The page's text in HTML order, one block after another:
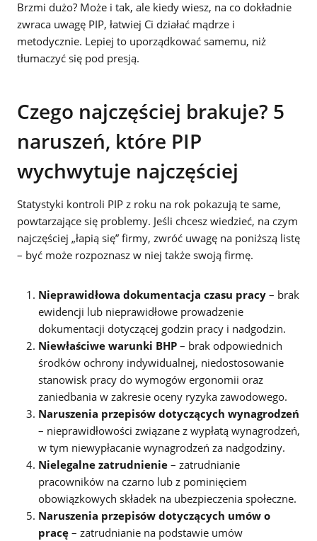
Brzmi dużo? Może i tak, ale kiedy wiesz, na co dokładnie
zwraca uwagę PIP, łatwiej Ci działać mądrze i
metodycznie. Lepiej to uporządkować samemu, niż
tłumaczyć się pod presją.
Czego najczęściej brakuje? 5
naruszeń, które PIP
wychwytuje najczęściej
Statystyki kontroli PIP z roku na rok pokazują te same,
powtarzające się problemy. Jeśli chcesz wiedzieć, na czym
najczęściej „łapią się” firmy, zwróć uwagę na poniższą listę
– być może rozpoznasz w niej także swoją firmę.
Nieprawidłowa dokumentacja czasu pracy – brak
ewidencji lub nieprawidłowe prowadzenie
dokumentacji dotyczącej godzin pracy i nadgodzin.
Niewłaściwe warunki BHP – brak odpowiednich
środków ochrony indywidualnej, niedostosowanie
stanowisk pracy do wymogów ergonomii oraz
zaniedbania w zakresie oceny ryzyka zawodowego.
Naruszenia przepisów dotyczących wynagrodzeń
– nieprawidłowości związane z wypłatą wynagrodzeń,
w tym niewypłacanie wynagrodzeń za nadgodziny.
Nielegalne zatrudnienie – zatrudnianie
pracowników na czarno lub z pominięciem
obowiązkowych składek na ubezpieczenia społeczne.
Naruszenia przepisów dotyczących umów o
pracę – zatrudnianie na podstawie umów